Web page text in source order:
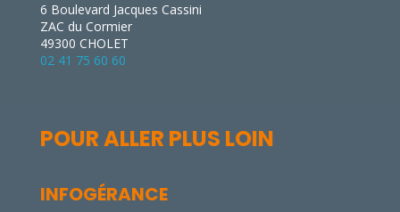
6 Boulevard Jacques Cassini
ZAC du Cormier
49300 CHOLET
02 41 75 60 60
POUR ALLER PLUS LOIN
INFOGÉRANCE